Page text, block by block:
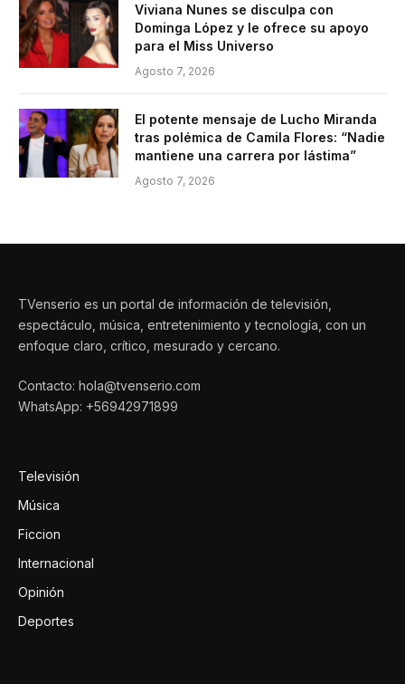
Viviana Nunes se disculpa con
Dominga López y le ofrece su apoyo
para el Miss Universo
Agosto 7, 2026
El potente mensaje de Lucho Miranda
tras polémica de Camila Flores: “Nadie
mantiene una carrera por lástima”
Agosto 7, 2026
TVenserio es un portal de información de televisión,
espectáculo, música, entretenimiento y tecnología, con un
enfoque claro, crítico, mesurado y cercano.
Contacto: hola@tvenserio.com
WhatsApp: +56942971899
Televisión
Música
Ficcion
Internacional
Opinión
Deportes